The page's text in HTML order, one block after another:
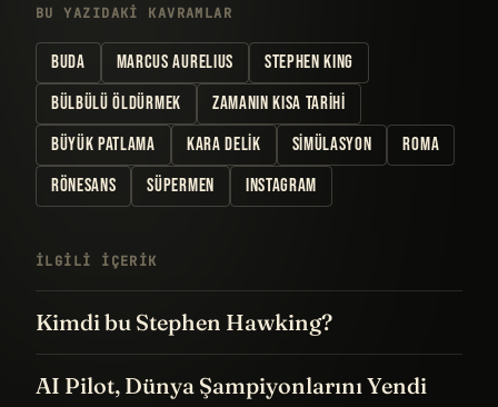
BU YAZIDAKI KAVRAMLAR
BUDA MARCUS AURELIUS
STEPHEN KING
BÜLBÜLÜ ÖLDÜRMEK
ZAMANIN KISA TARIHI
BÜYÜK PATLAMA
KARA DELIK SIMÜLASYON
ROMA
RÖNESANS
SÜPERMEN INSTAGRAM
İLGILI IÇERIK
Kimdi bu Stephen Hawking?
AI Pilot, Dünya Şampiyonlarını Yendi